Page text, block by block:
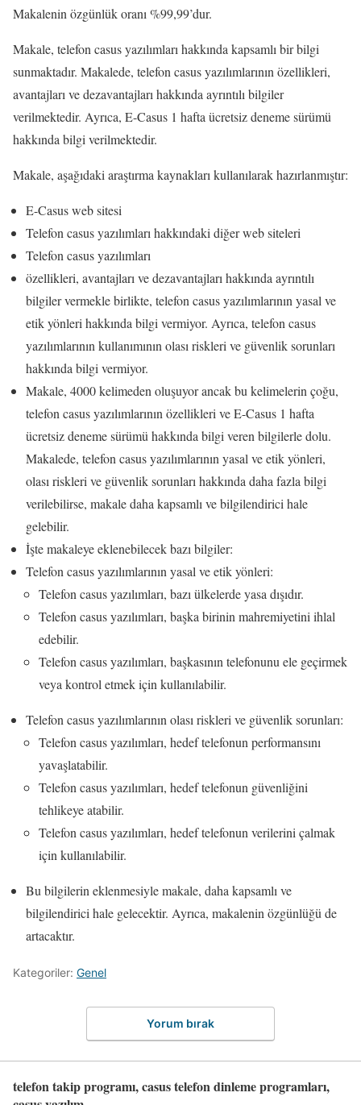
Makalenin özgünlük oranı %99,99’dur.
Makale, telefon casus yazılımları hakkında kapsamlı bir bilgi
sunmaktadır. Makalede, telefon casus yazılımlarının özellikleri,
avantajları ve dezavantajları hakkında ayrıntılı bilgiler
verilmektedir. Ayrıca, E-Casus 1 hafta ücretsiz deneme sürümü
hakkında bilgi verilmektedir.
Makale, aşağıdaki araştırma kaynakları kullanılarak hazırlanmıştır:
E-Casus web sitesi
Telefon casus yazılımları hakkındaki diğer web siteleri
Telefon casus yazılımları
özellikleri, avantajları ve dezavantajları hakkında ayrıntılı
bilgiler vermekle birlikte, telefon casus yazılımlarının yasal ve
etik yönleri hakkında bilgi vermiyor. Ayrıca, telefon casus
yazılımlarının kullanımının olası riskleri ve güvenlik sorunları
hakkında bilgi vermiyor.
Makale, 4000 kelimeden oluşuyor ancak bu kelimelerin çoğu,
telefon casus yazılımlarının özellikleri ve E-Casus 1 hafta
ücretsiz deneme sürümü hakkında bilgi veren bilgilerle dolu.
Makalede, telefon casus yazılımlarının yasal ve etik yönleri,
olası riskleri ve güvenlik sorunları hakkında daha fazla bilgi
verilebilirse, makale daha kapsamlı ve bilgilendirici hale
gelebilir.
İşte makaleye eklenebilecek bazı bilgiler:
Telefon casus yazılımlarının yasal ve etik yönleri:
Telefon casus yazılımları, bazı ülkelerde yasa dışıdır.
Telefon casus yazılımları, başka birinin mahremiyetini ihlal
edebilir.
Telefon casus yazılımları, başkasının telefonunu ele geçirmek
veya kontrol etmek için kullanılabilir.
Telefon casus yazılımlarının olası riskleri ve güvenlik sorunları:
Telefon casus yazılımları, hedef telefonun performansını
yavaşlatabilir.
Telefon casus yazılımları, hedef telefonun güvenliğini
tehlikeye atabilir.
Telefon casus yazılımları, hedef telefonun verilerini çalmak
için kullanılabilir.
Bu bilgilerin eklenmesiyle makale, daha kapsamlı ve
bilgilendirici hale gelecektir. Ayrıca, makalenin özgünlüğü de
artacaktır.
Kategoriler: Genel
Yorum bırak
telefon takip programı, casus telefon dinleme programları,